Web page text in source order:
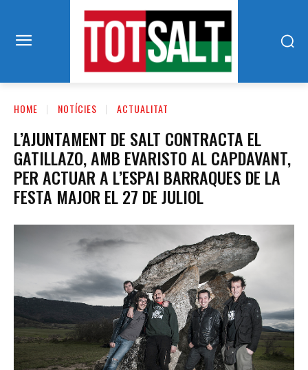
HOME NOTÍCIES ACTUALITAT
L’AJUNTAMENT DE SALT CONTRACTA EL
GATILLAZO, AMB EVARISTO AL CAPDAVANT,
PER ACTUAR A L’ESPAI BARRAQUES DE LA
FESTA MAJOR EL 27 DE JULIOL